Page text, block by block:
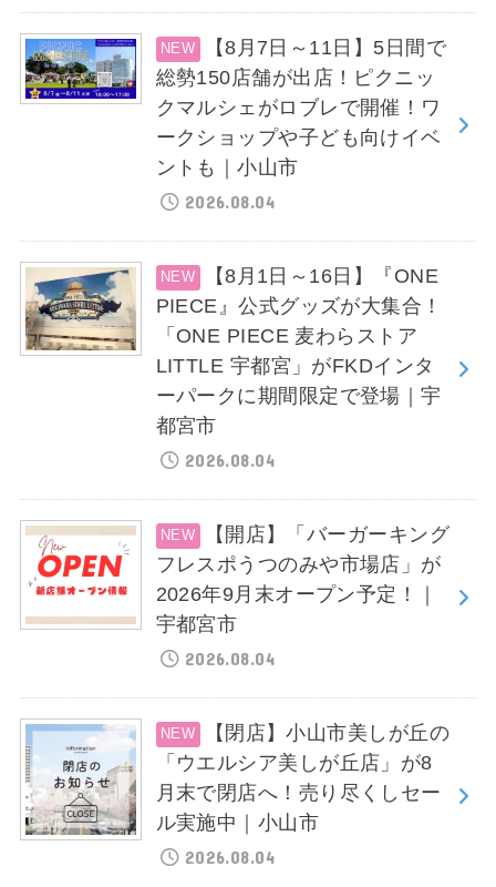
【8月7日～11日】5日間で
総勢150店舗が出店！ピクニッ
クマルシェがロブレで開催！ワ
ークショップや子ども向けイベ
ントも｜小山市
2026.08.04
【8月1日～16日】『ONE
PIECE』公式グッズが大集合！
「ONE PIECE 麦わらストア
LITTLE 宇都宮」がFKDインタ
ーパークに期間限定で登場｜宇
都宮市
2026.08.04
【開店】「バーガーキング
フレスポうつのみや市場店」が
2026年9月末オープン予定！｜
宇都宮市
2026.08.04
【閉店】小山市美しが丘の
「ウエルシア美しが丘店」が8
月末で閉店へ！売り尽くしセー
ル実施中｜小山市
2026.08.04